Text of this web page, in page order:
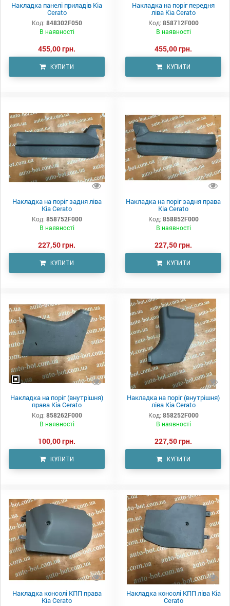
Накладка панелі приладів Kia
Cerato
Код: 848302F050
В наявності
455,00 грн.
КУПИТИ
Накладка на поріг передня
ліва Kia Cerato
Код: 858712F000
В наявності
455,00 грн.
КУПИТИ
Накладка на поріг задня ліва
Kia Cerato
Код: 858752F000
В наявності
227,50 грн.
КУПИТИ
Накладка на поріг задня права
Kia Cerato
Код: 858852F000
В наявності
227,50 грн.
КУПИТИ
Накладка на поріг (внутрішня)
права Kia Cerato
Код: 858262F000
В наявності
100,00 грн.
КУПИТИ
Накладка на поріг (внутрішня)
ліва Kia Cerato
Код: 858252F000
В наявності
227,50 грн.
КУПИТИ
Накладка консолі КПП права
Kia Cerato
Накладка консолі КПП ліва Kia
Cerato